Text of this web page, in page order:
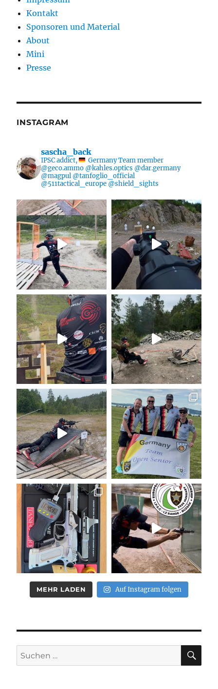
Kontakt
Sponsoren und Material
About
Mini
Presse
INSTAGRAM
sascha_back
IPSC addict, GermanyTeam member
@geco.ammo @kahles.optics @dar.germany
@magpul @tanfoglio_official
@511tactical_europe @shield_sights
MEHR LADEN Auf Instagram folgen
Suchen
nach: